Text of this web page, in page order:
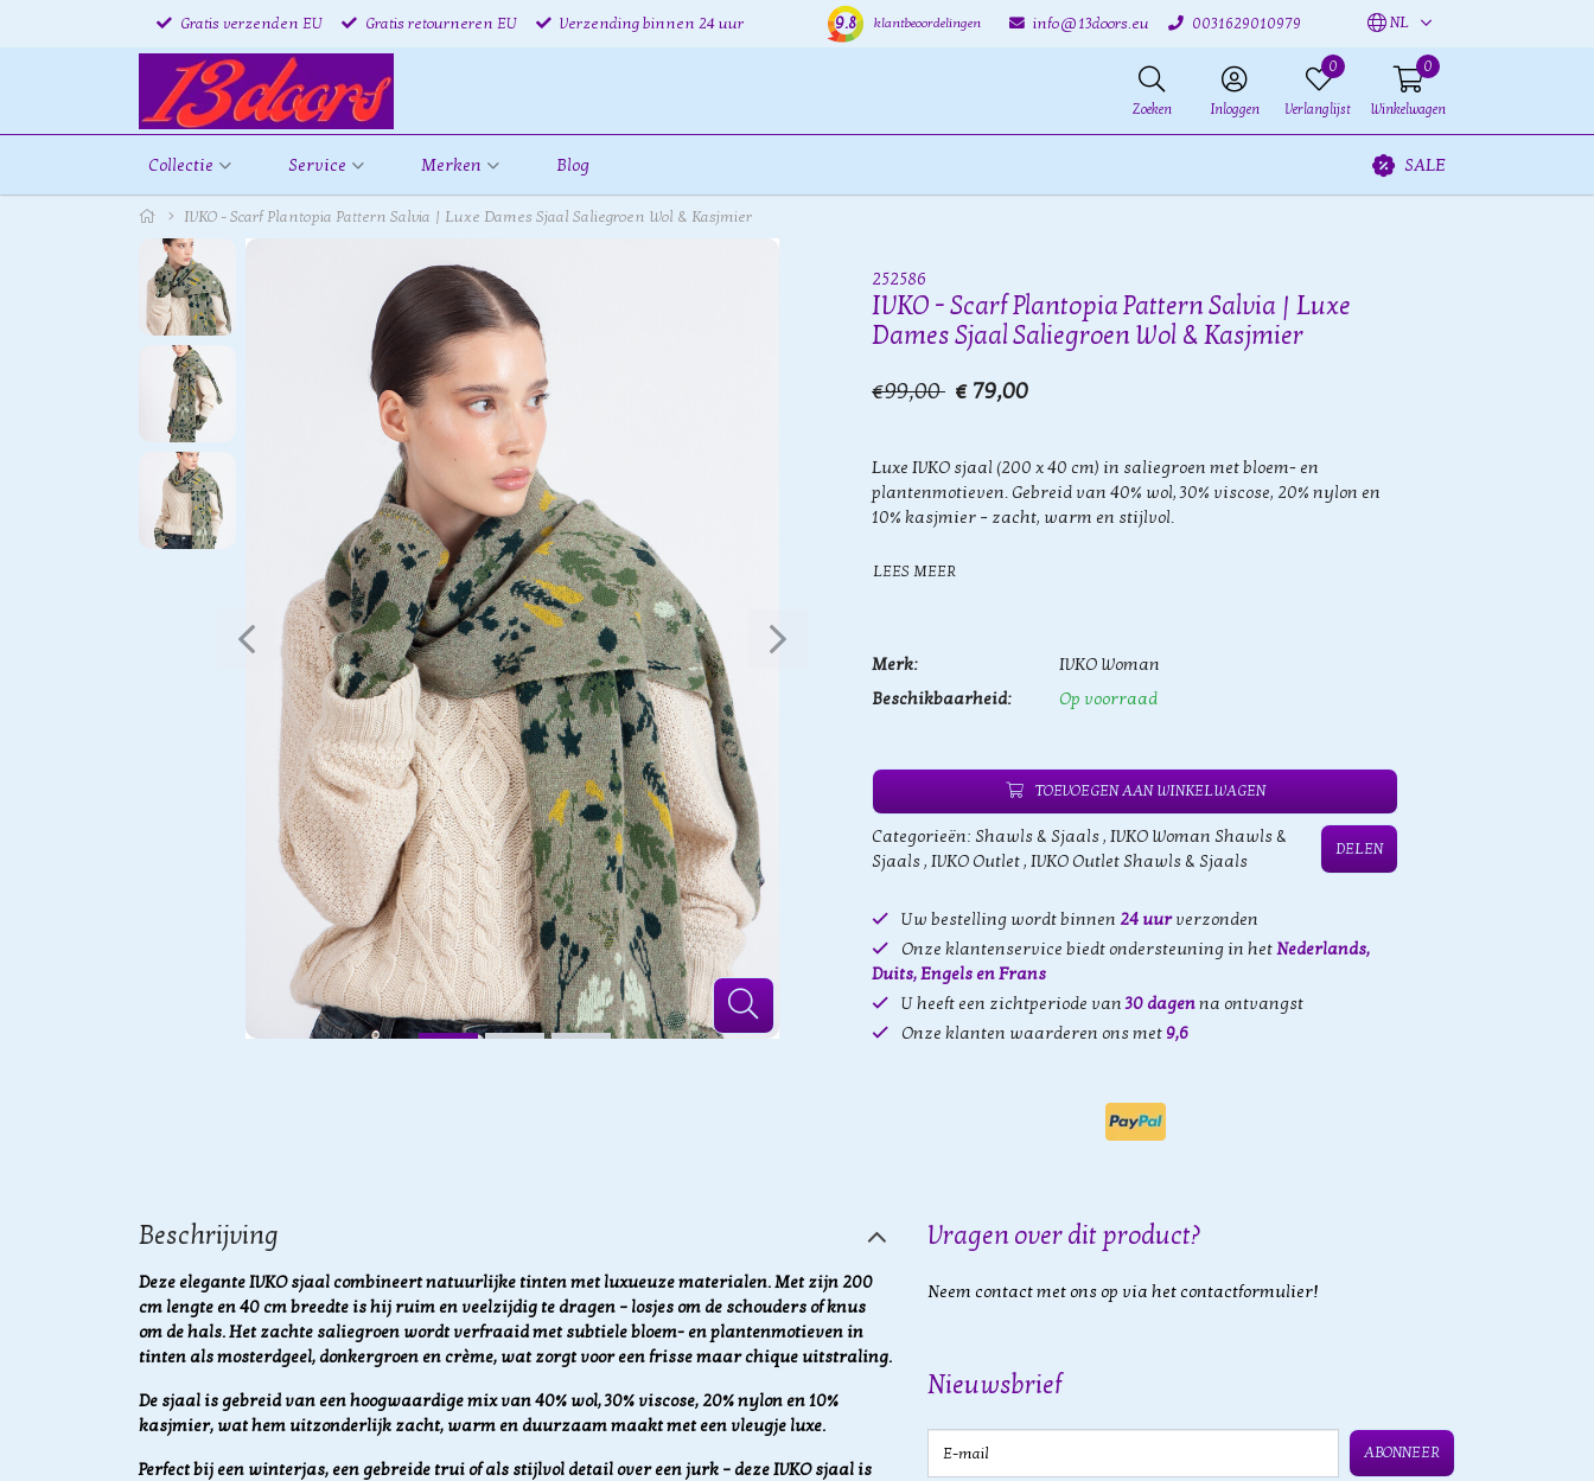
Gratis verzenden EU Gratis retourneren EU Verzending binnen 24 uur 9.8 klantbeoordelingen info@13doors.eu 0031629010979 NL
Zoeken Inloggen
0
Verlanglijst
0
Winkelwagen
Collectie Service Merken Blog SALE
IVKO - Scarf Plantopia Pattern Salvia | Luxe Dames Sjaal Saliegroen Wol & Kasjmier
252586
IVKO - Scarf Plantopia Pattern Salvia | Luxe
Dames Sjaal Saliegroen Wol & Kasjmier
€99,00 € 79,00
Luxe IVKO sjaal (200 x 40 cm) in saliegroen met bloem- en
plantenmotieven. Gebreid van 40% wol, 30% viscose, 20% nylon en
10% kasjmier – zacht, warm en stijlvol.
LEES MEER
Merk:
IVKO Woman
Beschikbaarheid:
Op voorraad
TOEVOEGEN AAN WINKELWAGEN
Categorieën: Shawls & Sjaals, IVKO Woman Shawls &
Sjaals, IVKO Outlet, IVKO Outlet Shawls & Sjaals
DELEN
Uw bestelling wordt binnen 24 uurverzonden
Onze klantenservice biedt ondersteuning in hetNederlands,
Duits, Engels en Frans
U heeft een zichtperiode van30 dagenna ontvangst
Onze klanten waarderen ons met 9,6
Beschrijving
Deze elegante IVKO sjaal combineert natuurlijke tinten met luxueuze materialen. Met zijn 200
cm lengte en 40 cm breedte is hij ruim en veelzijdig te dragen – losjes om de schouders of knus
om de hals. Het zachte saliegroen wordt verfraaid met subtiele bloem- en plantenmotieven in
tinten als mosterdgeel, donkergroen en crème, wat zorgt voor een frisse maar chique uitstraling.
De sjaal is gebreid van een hoogwaardige mix van 40% wol, 30% viscose, 20% nylon en 10%
kasjmier, wat hem uitzonderlijk zacht, warm en duurzaam maakt met een vleugje luxe.
Perfect bij een winterjas, een gebreide trui of als stijlvol detail over een jurk – deze IVKO sjaal is
Vragen over dit product?
Neem contact met ons op via het contactformulier!
Nieuwsbrief
E-mail
ABONNEER